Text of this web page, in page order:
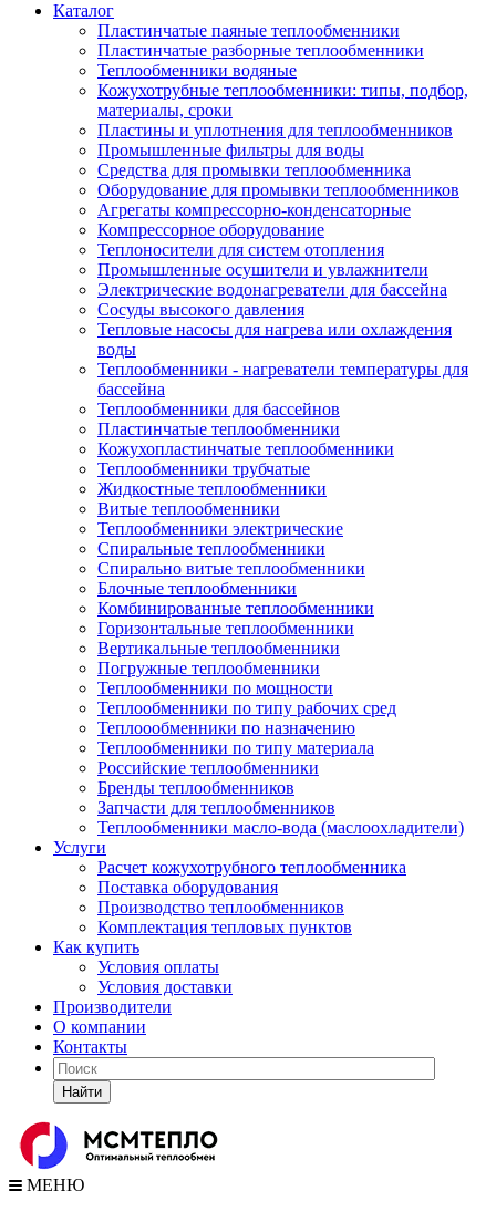
Каталог
Пластинчатые паяные теплообменники
Пластинчатые разборные теплообменники
Теплообменники водяные
Кожухотрубные теплообменники: типы, подбор,
материалы, сроки
Пластины и уплотнения для теплообменников
Промышленные фильтры для воды
Средства для промывки теплообменника
Оборудование для промывки теплообменников
Агрегаты компрессорно-конденсаторные
Компрессорное оборудование
Теплоносители для систем отопления
Промышленные осушители и увлажнители
Электрические водонагреватели для бассейна
Сосуды высокого давления
Тепловые насосы для нагрева или охлаждения
воды
Теплообменники - нагреватели температуры для
бассейна
Теплообменники для бассейнов
Пластинчатые теплообменники
Кожухопластинчатые теплообменники
Теплообменники трубчатые
Жидкостные теплообменники
Витые теплообменники
Теплообменники электрические
Спиральные теплообменники
Спирально витые теплообменники
Блочные теплообменники
Комбинированные теплообменники
Горизонтальные теплообменники
Вертикальные теплообменники
Погружные теплообменники
Теплообменники по мощности
Теплообменники по типу рабочих сред
Теплоообменники по назначению
Теплообменники по типу материала
Российские теплообменники
Бренды теплообменников
Запчасти для теплообменников
Теплообменники масло-вода (маслоохладители)
Услуги
Расчет кожухотрубного теплообменника
Поставка оборудования
Производство теплообменников
Комплектация тепловых пунктов
Как купить
Условия оплаты
Условия доставки
Производители
О компании
Контакты
Найти
МЕНЮ